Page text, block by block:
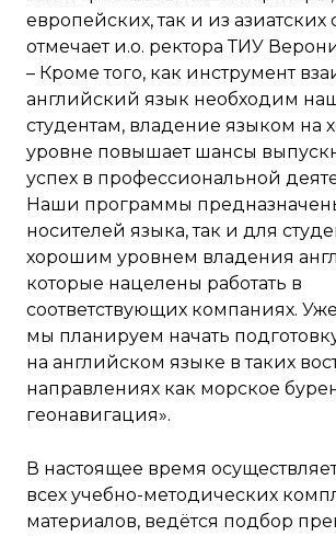
европейских, так и из азиатских
отмечает и.о. ректора ТИУ
– Кроме того, как инструмент
английский язык необходим
студентам, владение языком на
уровне повышает шансы
успех в профессиональной
Наши программы
носителей языка, так и для
хорошим уровнем владения
которые нацелены работать в
соответствующих компаниях.
мы планируем начать
на английском языке в таких
направлениях как морское
геонавигация».
В настоящее время
всех учебно-методических
материалов, ведётся подбор